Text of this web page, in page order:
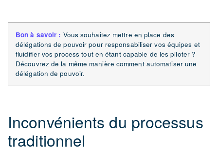
Bon à savoir : Vous souhaitez mettre en place des
délégations de pouvoir pour responsabiliser vos équipes et
fluidifier vos process tout en étant capable de les piloter ?
Découvrez de la même manière comment automatiser une
délégation de pouvoir.
Inconvénients du processus
traditionnel